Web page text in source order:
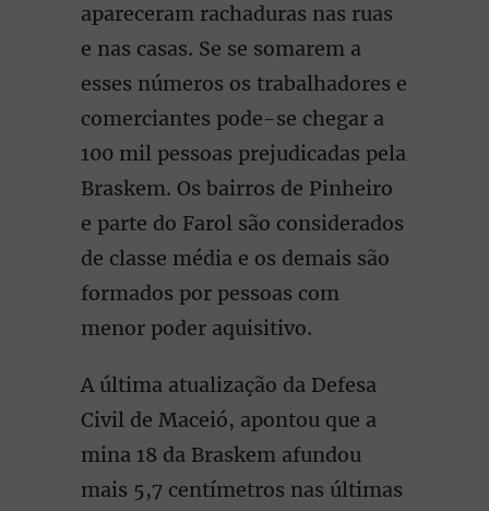
apareceram rachaduras nas ruas
e nas casas. Se se somarem a
esses números os trabalhadores e
comerciantes pode-se chegar a
100 mil pessoas prejudicadas pela
Braskem. Os bairros de Pinheiro
e parte do Farol são considerados
de classe média e os demais são
formados por pessoas com
menor poder aquisitivo.
A última atualização da Defesa
Civil de Maceió, apontou que a
mina 18 da Braskem afundou
mais 5,7 centímetros nas últimas